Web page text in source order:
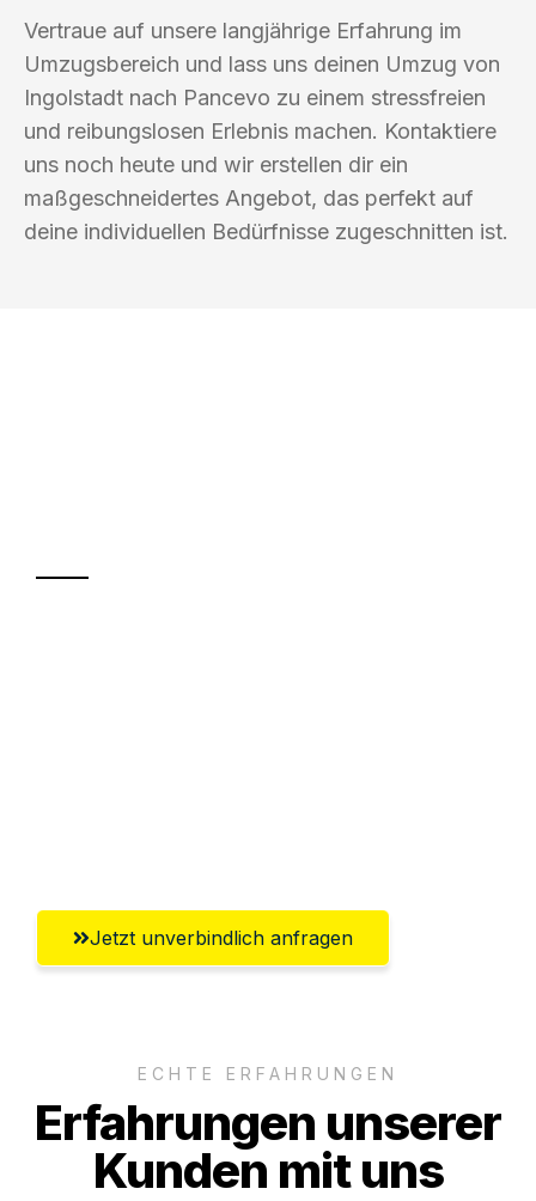
Vertraue auf unsere langjährige Erfahrung im
Umzugsbereich und lass uns deinen Umzug von
Ingolstadt nach Pancevo zu einem stressfreien
und reibungslosen Erlebnis machen. Kontaktiere
uns noch heute und wir erstellen dir ein
maßgeschneidertes Angebot, das perfekt auf
deine individuellen Bedürfnisse zugeschnitten ist.
Jetzt unverbindlich anfragen
ECHTE ERFAHRUNGEN
Erfahrungen unserer
Kunden mit uns